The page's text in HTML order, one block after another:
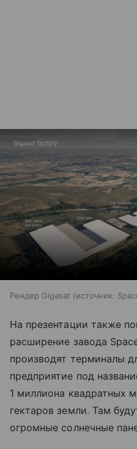
Рендер Gigasat источник:
На презентации также
расширение завода
производят терминалы
предприятие под
1 миллиона квадратных
гектаров земли. Там
огромные солнечные